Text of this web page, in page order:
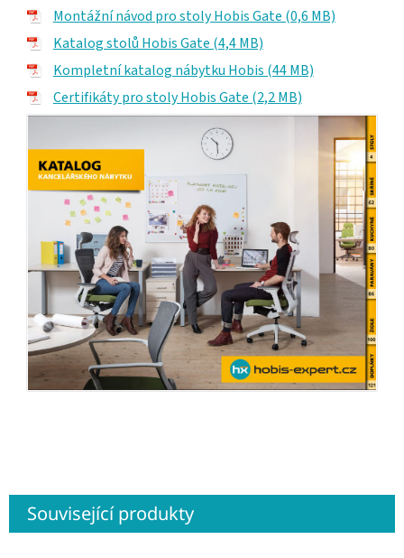
Související produkty
Montážní návod pro stoly Hobis Gate (0,6 MB)
Katalog stolů Hobis Gate (4,4 MB)
Kompletní katalog nábytku Hobis (44 MB)
Certifikáty pro stoly Hobis Gate (2,2 MB)